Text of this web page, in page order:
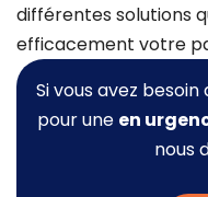
différentes solutions
efficacement votre
Si vous avez besoin
pour une en
nous